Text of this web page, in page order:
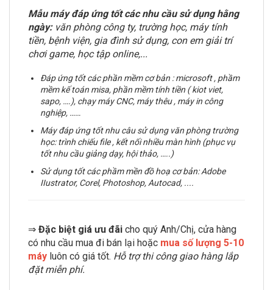
Mẫu máy đáp ứng tốt các nhu cầu sử dụng hằng
ngày: văn phòng công ty, trường học, máy tính
tiền, bệnh viện, gia đình sử dụng, con em giải trí
chơi game, học tập online,...
Đáp ứng tốt các phần mềm cơ bản : microsoft , phầm
mềm kế toán misa, phần mềm tính tiền ( kiot viet,
sapo, ….), chạy máy CNC, máy thêu , máy in công
nghiệp, ……
Máy đáp ứng tốt nhu câu sử dụng văn phòng trường
học: trình chiếu file , kết nối nhiều màn hình (phục vụ
tốt nhu cầu giảng dạy, hội thảo, …..)
Sử dụng tốt các phầm mền đồ hoạ cơ bản:Adobe
IIustrator, Corel, Photoshop, Autocad, ....
⇒ Đặc biệt giá ưu đãi cho quý Anh/Chị, cửa hàng
có nhu cầu mua đi bán lại hoặc mua số lượng 5-10
máy luôn có giá tốt. Hỗ trợ thi công giao hàng lắp
đặt miễn phí.